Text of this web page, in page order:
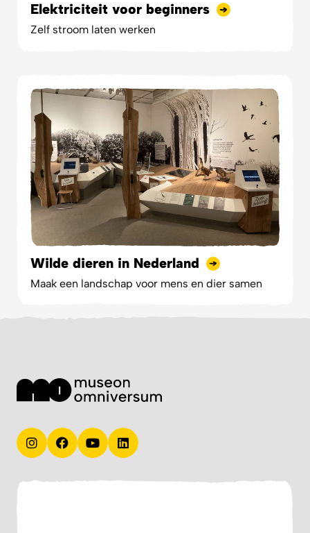
Elektriciteit voor beginners
Zelf stroom laten werken
Wilde dieren in Nederland
Maak een landschap voor mens en dier samen